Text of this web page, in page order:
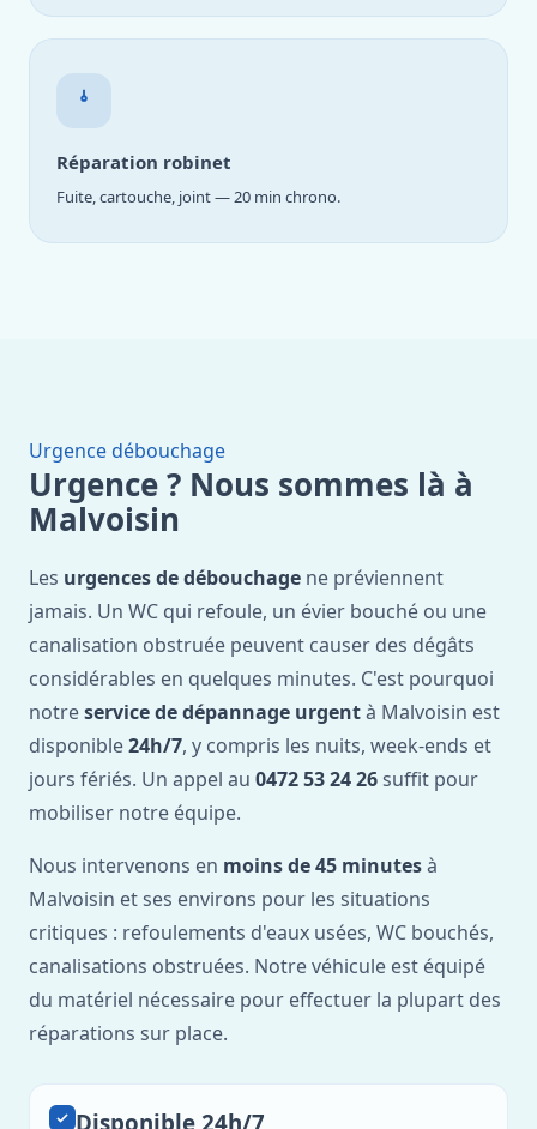
Réparation robinet
Fuite, cartouche, joint — 20 min chrono.
Urgence débouchage
Urgence ? Nous sommes là à
Malvoisin
Les urgences de débouchage ne préviennent
jamais. Un WC qui refoule, un évier bouché ou une
canalisation obstruée peuvent causer des dégâts
considérables en quelques minutes. C'est pourquoi
notreservice de dépannage urgentà Malvoisin est
disponible24h/7, y compris les nuits, week-ends et
jours fériés. Un appel au 0472 53 24 26 suffit pour
mobiliser notre équipe.
Nous intervenons en moins de 45 minutesà
Malvoisin et ses environs pour les situations
critiques : refoulements d'eaux usées, WC bouchés,
canalisations obstruées. Notre véhicule est équipé
du matériel nécessaire pour effectuer la plupart des
réparations sur place.
Disponible 24h/7